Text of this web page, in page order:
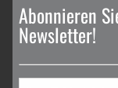
Abonnieren
Newsletter!